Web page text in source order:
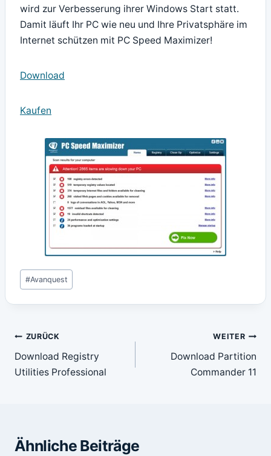
wird zur Verbesserung ihrer Windows Start statt.
Damit läuft Ihr PC wie neu und Ihre Privatsphäre im
Internet schützen mit PC Speed Maximizer!
Download
Kaufen
Schlagworte:
#Avanquest
Beitragsnavigation
ZURÜCK
Download Registry
Utilities Professional
WEITER
Download Partition
Commander 11
Ähnliche Beiträge